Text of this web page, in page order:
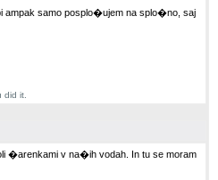
ampak samo posplo�ujem na splo�no, saj
did it.
�arenkami v na�ih vodah. In tu se moram